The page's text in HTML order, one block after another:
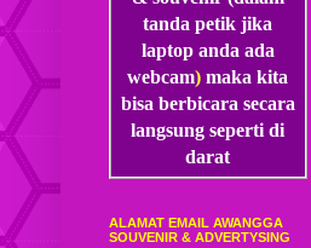
tanda petik jika
laptop anda ada
webcam)maka kita
bisa berbicara secara
langsung seperti di
darat
ALAMAT EMAIL AWANGGA
SOUVENIR & ADVERTYSING